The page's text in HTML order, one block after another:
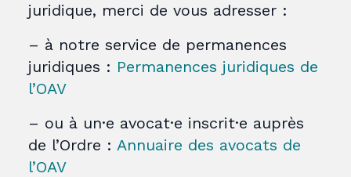
juridique, merci de vous adresser :
– à notre service de permanences
juridiques : Permanences juridiques de
l’OAV
– ou à un·e avocat·e inscrit·e auprès
de l’Ordre : Annuaire des avocats de
l’OAV